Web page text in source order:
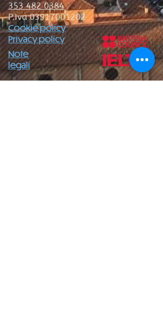
Cookie policy
Note
legali
353 482 0384
P.Iva03917001202
Privacy policy